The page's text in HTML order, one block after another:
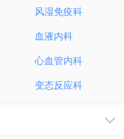
风湿免疫科
血液内科
心血管内科
变态反应科